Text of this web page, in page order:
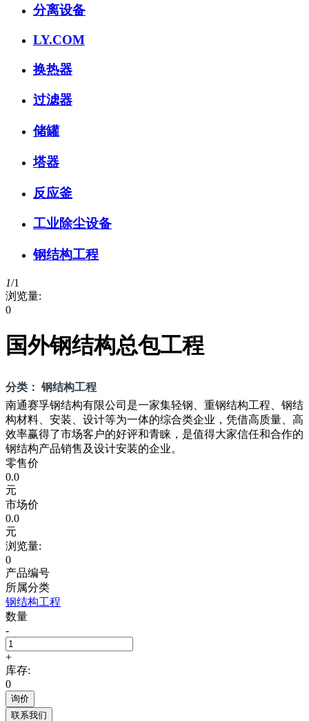
分离设备
LY.COM
换热器
过滤器
储罐
塔器
反应釜
工业除尘设备
钢结构工程
1/1
浏览量:
0
国外钢结构总包工程
分类： 钢结构工程
南通赛孚钢结构有限公司是一家集轻钢、重钢结构工程、钢结
构材料、安装、设计等为一体的综合类企业，凭借高质量、高
效率赢得了市场客户的好评和青睐，是值得大家信任和合作的
钢结构产品销售及设计安装的企业。
零售价
0.0
元
市场价
0.0
元
浏览量:
0
产品编号
所属分类
钢结构工程
数量
-
+
库存:
0
询价
联系我们